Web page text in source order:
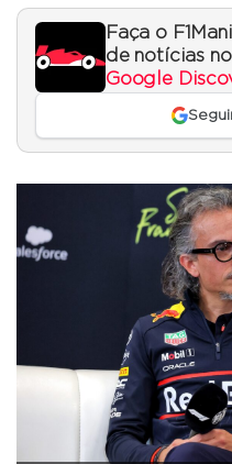
Faça o
de notícias
Google